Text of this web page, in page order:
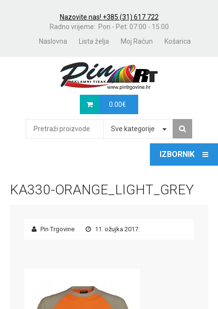
Nazovite nas! +385 (31) 617 722
Radno vrijeme: Pon - Pet: 07:00 - 15:00
Naslovna
Lista želja Moj Račun Košarica
0.00€
Sve kategorije
KA330-ORANGE_LIGHT_GREY
Pin Trgovine 11. ožujka 2017.